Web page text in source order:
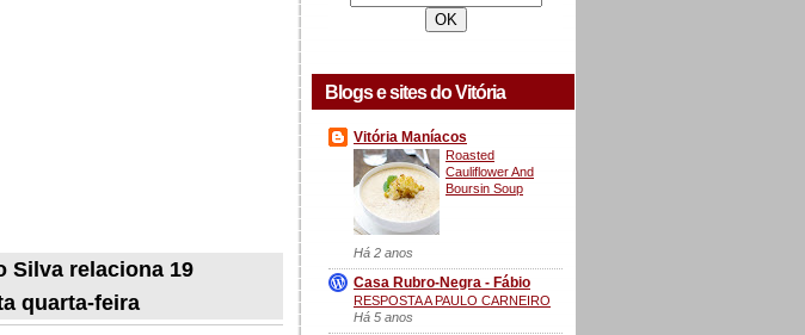
Silva relaciona 19
quarta-feira
Blogs e sites do Vitória
Vitória Maníacos
Roasted
Cauliflower And
Boursin Soup
Há 2 anos
Casa Rubro-Negra - Fábio
RESPOSTA A PAULO CARNEIRO
Há 5 anos